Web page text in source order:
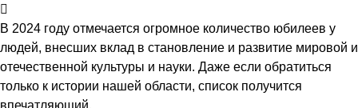
В 2024 году отмечается огромное количество юбилеев у
людей, внесших вклад в становление и развитие мировой и
отечественной культуры и науки. Даже если обратиться
только к истории нашей области, список получится
впечатляющий.